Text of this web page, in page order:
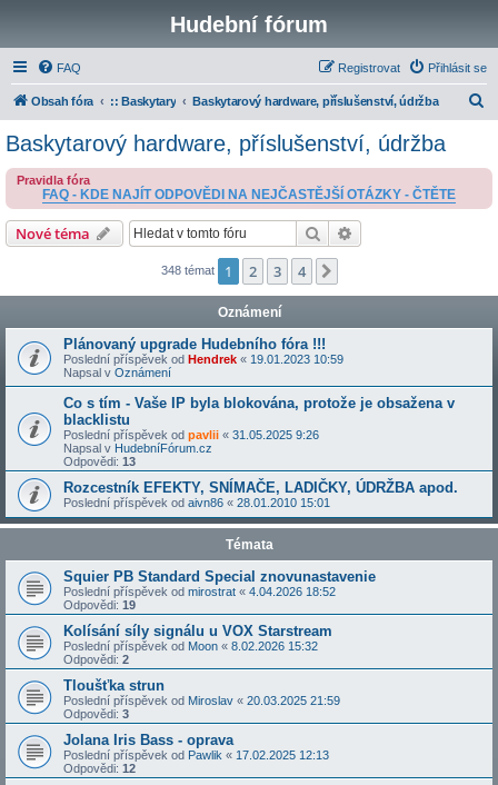
Hudební fórum
FAQ Přihlásit se
Registrovat
Obsah fóra :: Baskytary Baskytarový hardware, příslušenství, údržba
a
Baskytarový hardware, příslušenství, údržba
Pravidla fóra
FAQ - KDE NAJÍT ODPOVĚDI NA NEJČASTĚJŠÍ OTÁZKY - ČTĚTE
Nové téma Hledat
348 témat 1 2 3 4
Oznámení
Plánovaný upgrade Hudebního fóra !!!
Poslední příspěvek od Hendrek « 19.01.2023 10:59
Napsal v Oznámení
Co s tím - Vaše IP byla blokována, protože je obsažena v
blacklistu
Poslední příspěvek od pavlii « 31.05.2025 9:26
Napsal v HudebníFórum.cz
Odpovědi: 13
Rozcestník EFEKTY, SNÍMAČE, LADIČKY, ÚDRŽBA apod.
Poslední příspěvek od aivn86 « 28.01.2010 15:01
Témata
Squier PB Standard Special znovunastavenie
Poslední příspěvek od mirostrat « 4.04.2026 18:52
Odpovědi: 19
Kolísání síly signálu u VOX Starstream
Poslední příspěvek od Moon « 8.02.2026 15:32
Odpovědi: 2
Tloušťka strun
Poslední příspěvek od Miroslav « 20.03.2025 21:59
Odpovědi: 3
Jolana Iris Bass - oprava
Poslední příspěvek od Pawlik « 17.02.2025 12:13
Odpovědi: 12